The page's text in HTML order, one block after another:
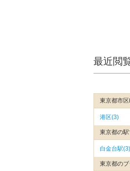
最近閲
東京都市
港区(3)
東京都の
白金台駅(3)
東京都の